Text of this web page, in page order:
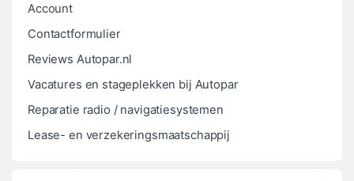
Account
Contactformulier
Reviews Autopar.nl
Vacatures en stageplekken bij Autopar
Reparatie radio / navigatiesystemen
Lease- en verzekeringsmaatschappij